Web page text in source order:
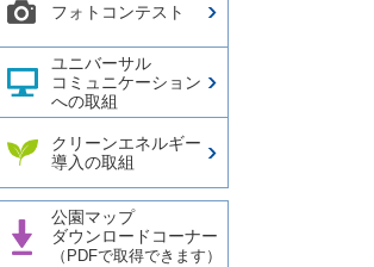
フォトコンテスト
ユニバーサル
コミュニケーション
への取組
クリーンエネルギー
導入の取組
公園マップ
ダウンロードコーナー
（PDFで取得できます）